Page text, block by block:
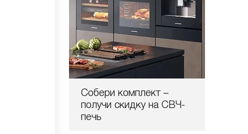
Собери комплект –
получи скидку на СВЧ-
печь